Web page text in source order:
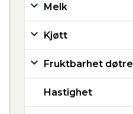
Melk
Kjøtt
Fruktbarhet døtre
Hastighet